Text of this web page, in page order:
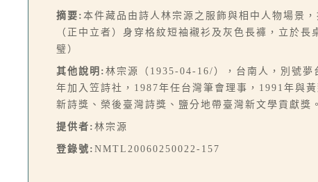
摘要: 本件藏品由詩人林宗源之服飾與相中人物場景
（正中立者）身穿格紋短袖襯衫及灰色長褲，立於
璧）
其他說明: 林宗源（1935-04-16/），台南人，別號夢
年加入笠詩社，1987年任台灣筆會理事，1991年與
新詩獎、榮後臺灣詩獎、鹽分地帶臺灣新文學貢獻獎
提供者: 林宗源
登錄號: NMTL20060250022-157